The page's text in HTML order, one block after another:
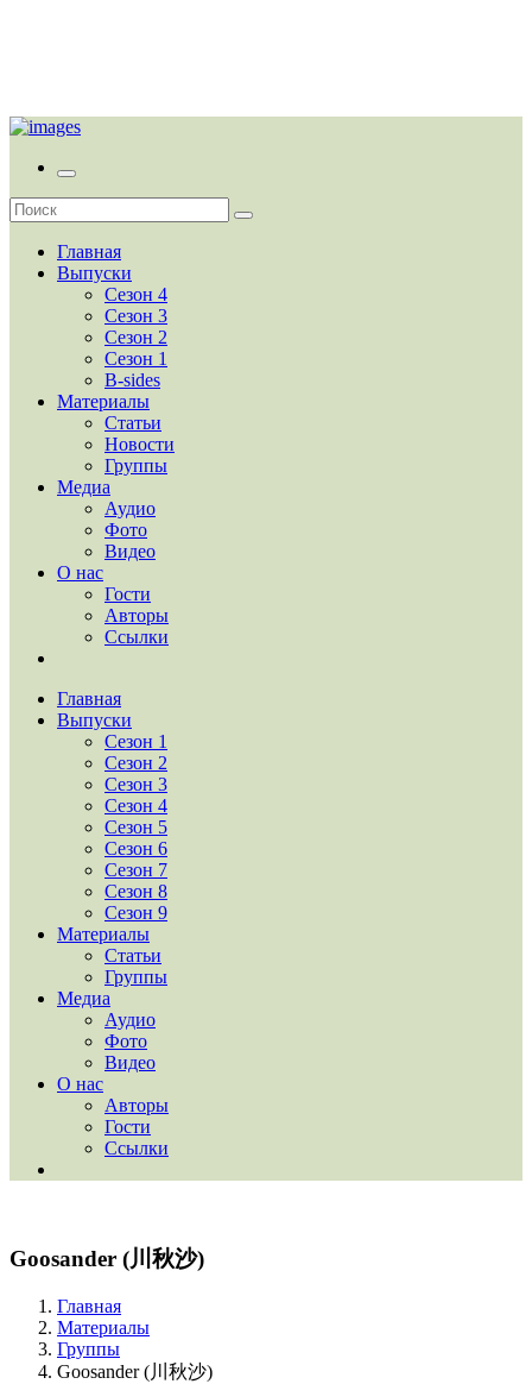
Главная
Выпуски
Сезон 4
Сезон 3
Сезон 2
Сезон 1
B-sides
Материалы
Статьи
Новости
Группы
Медиа
Аудио
Фото
Видео
О нас
Гости
Авторы
Ссылки
Главная
Выпуски
Сезон 1
Сезон 2
Сезон 3
Сезон 4
Сезон 5
Сезон 6
Сезон 7
Сезон 8
Сезон 9
Материалы
Статьи
Группы
Медиа
Аудио
Фото
Видео
О нас
Авторы
Гости
Ссылки
Goosander (川秋沙)
Главная
Материалы
Группы
Goosander (川秋沙)